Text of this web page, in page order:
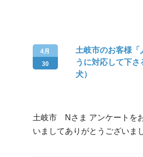
4月
30
土岐市のお客様「
うに対応して下さ
犬）
土岐市 Nさま アンケートを
いましてありがとうございま